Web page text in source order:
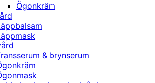
Ögonkräm
& brynserum